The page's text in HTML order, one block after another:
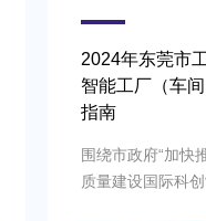
2024年东莞市
智能工厂（车
指南
围绕市政府“加快
质量建设国际科